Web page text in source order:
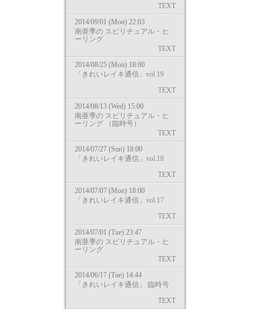
TEXT
2014/09/01 (Mon) 22:03
南亜季の スピリチュアル・ヒ
ーリング
TEXT
2014/08/25 (Mon) 18:00
「きれいレイキ通信」vol.19
TEXT
2014/08/13 (Wed) 15:00
南亜季の スピリチュアル・ヒ
ーリング （臨時号）
TEXT
2014/07/27 (Sun) 18:00
「きれいレイキ通信」vol.18
TEXT
2014/07/07 (Mon) 18:00
「きれいレイキ通信」vol.17
TEXT
2014/07/01 (Tue) 23:47
南亜季の スピリチュアル・ヒ
ーリング
TEXT
2014/06/17 (Tue) 14:44
「きれいレイキ通信」 臨時号
TEXT